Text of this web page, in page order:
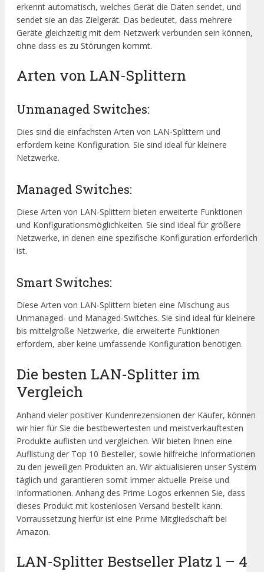
erkennt automatisch, welches Gerät die Daten sendet, und
sendet sie an das Zielgerät. Das bedeutet, dass mehrere
Geräte gleichzeitig mit dem Netzwerk verbunden sein können,
ohne dass es zu Störungen kommt.
Arten von LAN-Splittern
Unmanaged Switches:
Dies sind die einfachsten Arten von LAN-Splittern und
erfordern keine Konfiguration. Sie sind ideal für kleinere
Netzwerke.
Managed Switches:
Diese Arten von LAN-Splittern bieten erweiterte Funktionen
und Konfigurationsmöglichkeiten. Sie sind ideal für größere
Netzwerke, in denen eine spezifische Konfiguration erforderlich
ist.
Smart Switches:
Diese Arten von LAN-Splittern bieten eine Mischung aus
Unmanaged- und Managed-Switches. Sie sind ideal für kleinere
bis mittelgroße Netzwerke, die erweiterte Funktionen
erfordern, aber keine umfassende Konfiguration benötigen.
Die besten LAN-Splitter im
Vergleich
Anhand vieler positiver Kundenrezensionen der Käufer, können
wir hier für Sie die bestbewertesten und meistverkauftesten
Produkte auflisten und vergleichen. Wir bieten Ihnen eine
Auflistung der Top 10 Besteller, sowie hilfreiche Informationen
zu den jeweiligen Produkten an. Wir aktualisieren unser System
täglich und garantieren somit immer aktuelle Preise und
Informationen. Anhang des Prime Logos erkennen Sie, dass
dieses Produkt mit kostenlosen Versand bestellt kann.
Vorraussetzung hierfür ist eine Prime Mitgliedschaft bei
Amazon.
LAN-Splitter Bestseller Platz 1 – 4